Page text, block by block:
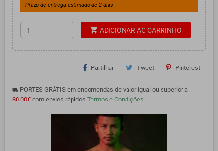
Prazo de entrega estimado de 2 dias
shopping_cart ADICIONAR AO CARRINHO
Partilhar Tweet Pinterest
local_shipping PORTES GRÁTIS em encomendas de valor igual ou superior a
80.00€ com envios rápidos.Termos e Condições